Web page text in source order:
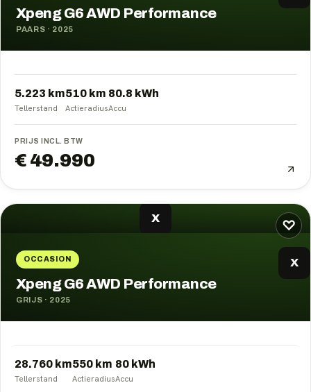
Xpeng G6 AWD Performance
PAARS · 2025
5.223 km
Tellerstand
510 km
Actieradius
80.8 kWh
Accu
PRIJS INCL. BTW
€ 49.990
♡
X
OCCASION X
Xpeng G6 AWD Performance
GRIJS · 2025
28.760 km
Tellerstand
550 km
Actieradius
80 kWh
Accu